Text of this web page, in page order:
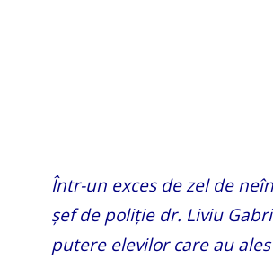
Într-un exces de zel de
șef de poliție dr. Liviu
putere elevilor care au